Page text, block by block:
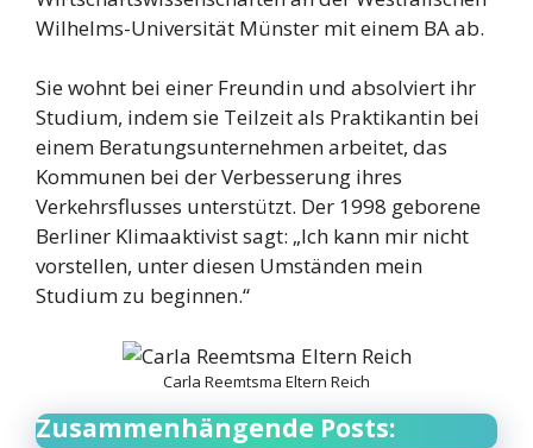
Wilhelms-Universität Münster mit einem BA ab.
Sie wohnt bei einer Freundin und absolviert ihr
Studium, indem sie Teilzeit als Praktikantin bei
einem Beratungsunternehmen arbeitet, das
Kommunen bei der Verbesserung ihres
Verkehrsflusses unterstützt. Der 1998 geborene
Berliner Klimaaktivist sagt: „Ich kann mir nicht
vorstellen, unter diesen Umständen mein
Studium zu beginnen.“
Carla Reemtsma Eltern Reich
Zusammenhängende Posts: